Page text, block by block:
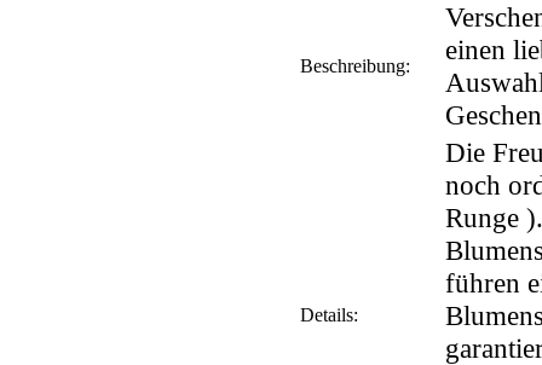
Beschreibung:
einen
Details:
Die
noch
Runge
führen